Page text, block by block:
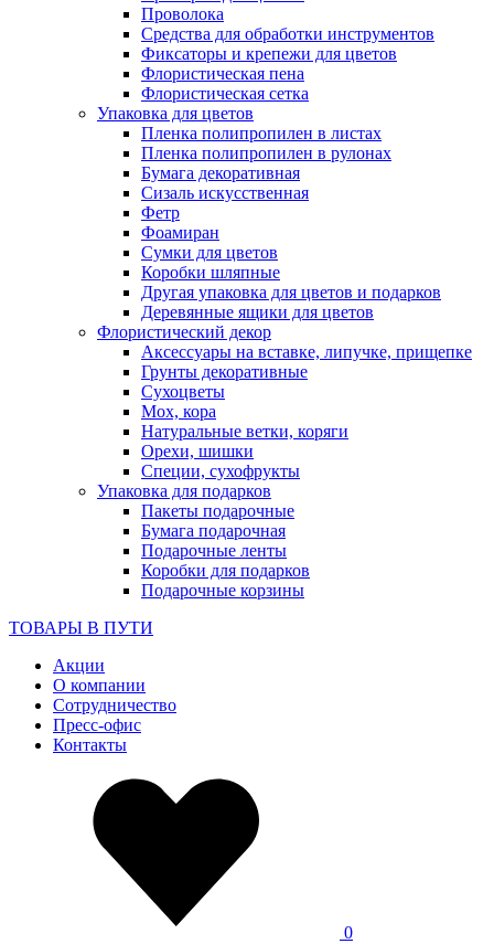
Проволока
Средства для обработки инструментов
Фиксаторы и крепежи для цветов
Флористическая пена
Флористическая сетка
Упаковка для цветов
Пленка полипропилен в листах
Пленка полипропилен в рулонах
Бумага декоративная
Сизаль искусственная
Фетр
Фоамиран
Сумки для цветов
Коробки шляпные
Другая упаковка для цветов и подарков
Деревянные ящики для цветов
Флористический декор
Аксессуары на вставке, липучке, прищепке
Грунты декоративные
Сухоцветы
Мох, кора
Натуральные ветки, коряги
Орехи, шишки
Специи, сухофрукты
Упаковка для подарков
Пакеты подарочные
Бумага подарочная
Подарочные ленты
Коробки для подарков
Подарочные корзины
ТОВАРЫ В ПУТИ
Акции
О компании
Сотрудничество
Пресс-офис
Контакты
0